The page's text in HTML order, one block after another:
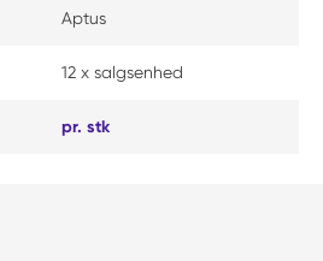
Aptus
12 x salgsenhed
pr. stk